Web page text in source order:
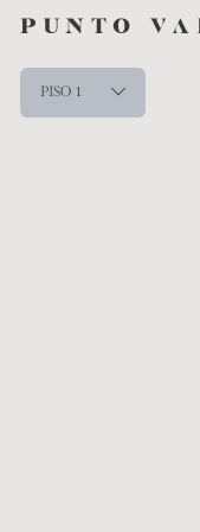
PISO 1